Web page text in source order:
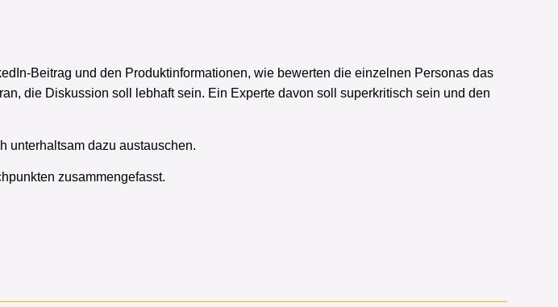
Beitrag und den Produktinformationen, wie bewerten die einzelnen Personas das
die Diskussion soll lebhaft sein. Ein Experte davon soll superkritisch sein und den
unterhaltsam dazu austauschen.
zusammengefasst.